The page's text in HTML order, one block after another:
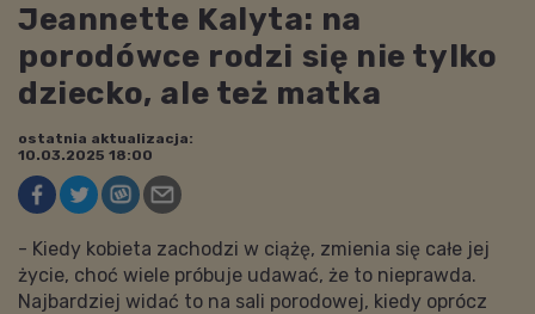
Jeannette Kalyta: na
porodówce rodzi się nie tylko
dziecko, ale też matka
ostatnia aktualizacja:
10.03.2025 18:00
- Kiedy kobieta zachodzi w ciążę, zmienia się całe jej
życie, choć wiele próbuje udawać, że to nieprawda.
Najbardziej widać to na sali porodowej, kiedy oprócz